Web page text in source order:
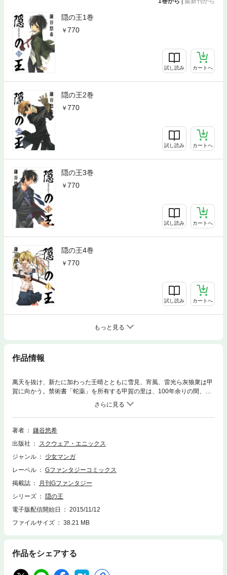
隠の王1巻
770
試し読み カートへ
隠の王2巻
770
試し読み カートへ
隠の王3巻
770
試し読み カートへ
隠の王4巻
770
試し読み カートへ
もっと見る
作品情報
萬天を抜け、新たに加わった壬晴とともに雪見、宵風、雷光ら灰狼衆は甲
賀に向かう。禁術書「蛇薬」を所有する甲賀の里は、100年余りの間、そ
の存在を隠の世からも消し去っていた。謎に包まれた地で４人を待ち受け
るものは――!?(C)2006-2007 Yuhki Kamatani
著者
鎌谷悠希
出版社
スクウェア・エニックス
ジャンル
少女マンガ
レーベル
Gファンタジーコミックス
掲載誌
月刊Gファンタジー
シリーズ
隠の王
電子版配信開始日
2015/11/12
ファイルサイズ
38.21 MB
作品をシェアする